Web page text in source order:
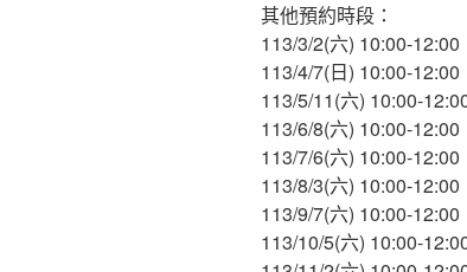
其他預約時段：
113/3/2(六) 10:00-12:00
113/4/7(日) 10:00-12:00
113/5/11(六) 10:00-
113/6/8(六) 10:00-12:00
113/7/6(六) 10:00-12:00
113/8/3(六) 10:00-12:00
113/9/7(六) 10:00-12:00
113/10/5(六) 10:00-